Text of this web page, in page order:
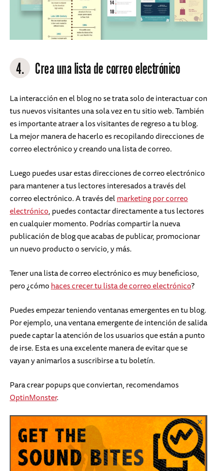
4. Crea una lista de correo electrónico
La interacción en el blog no se trata solo de interactuar con
tus nuevos visitantes una sola vez en tu sitio web. También
es importante atraer a los visitantes de regreso a tu blog.
La mejor manera de hacerlo es recopilando direcciones de
correo electrónico y creando una lista de correo.
Luego puedes usar estas direcciones de correo electrónico
para mantener a tus lectores interesados a través del
correo electrónico. A través delmarketing por correo
electrónico, puedes contactar directamente a tus lectores
en cualquier momento. Podrías compartir la nueva
publicación de blog que acabas de publicar, promocionar
un nuevo producto o servicio, y más.
Tener una lista de correo electrónico es muy beneficioso,
pero ¿cómohaces crecer tu lista de correo electrónico?
Puedes empezar teniendo ventanas emergentes en tu blog.
Por ejemplo, una ventana emergente de intención de salida
puede captar la atención de los usuarios que están a punto
de irse. Esta es una excelente manera de evitar que se
vayan y animarlos a suscribirse a tu boletín.
Para crear popups que conviertan, recomendamos
OptinMonster.